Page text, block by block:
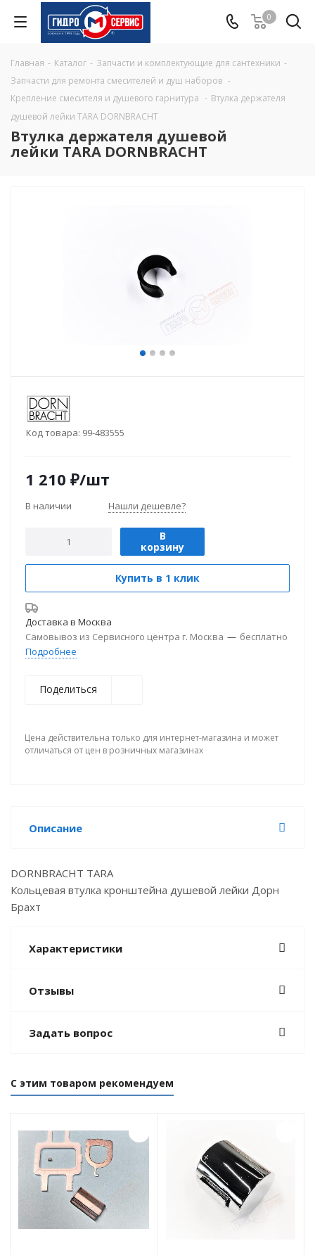
0
Главная - Каталог - Запчасти и комплектующие для сантехники -
Запчасти для ремонта смесителей и душ наборов -
Крепление смесителя и душевого гарнитура - Втулка держателя
душевой лейки TARA DORNBRACHT
Втулка держателя душевой
лейки TARA DORNBRACHT
Код товара: 99-483555
1 210 ₽/шт
В наличии Нашли дешевле?
В
корзину
Купить в 1 клик
Доставка в Москва
Самовывоз из Сервисного центра г. Москва — бесплатно
Подробнее
Поделиться
Цена действительна только для интернет-магазина и может
отличаться от цен в розничных магазинах
Описание
DORNBRACHT TARA
Кольцевая втулка кронштейна душевой лейки Дорн
Брахт
Характеристики
Отзывы
Задать вопрос
С этим товаром рекомендуем